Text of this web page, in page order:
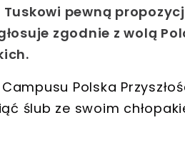
pewną
zgodnie z wolą
Polska
ślub ze swoim